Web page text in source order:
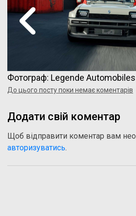
Фотограф: Legende Automobiles
До цього посту поки немає коментарів
Додати свій коментар
Щоб відправити коментар вам
авторизуватись.